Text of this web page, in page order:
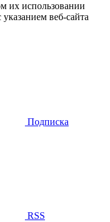
их использовании
веб-сайта
Подписка
RSS